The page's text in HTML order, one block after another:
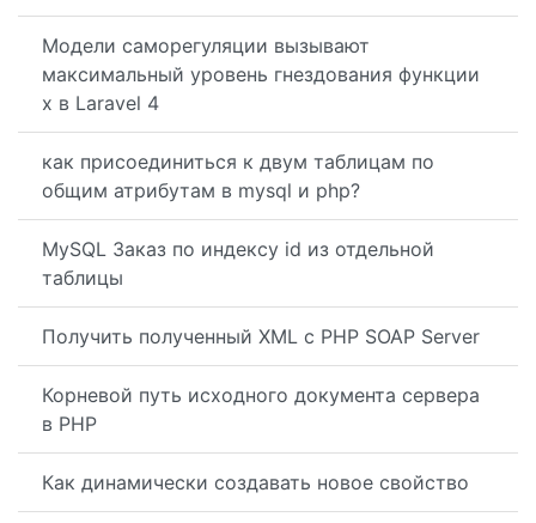
Модели саморегуляции вызывают
максимальный уровень гнездования функции
x в Laravel 4
как присоединиться к двум таблицам по
общим атрибутам в mysql и php?
MySQL Заказ по индексу id из отдельной
таблицы
Получить полученный XML с PHP SOAP Server
Корневой путь исходного документа сервера
в PHP
Как динамически создавать новое свойство